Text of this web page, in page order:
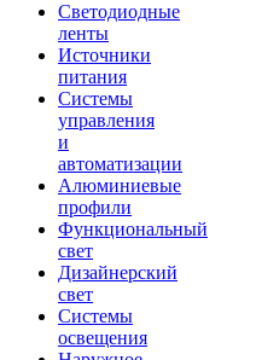
Светодиодные
ленты
Источники
питания
Системы
управления
и
автоматизации
Алюминиевые
профили
Функциональный
свет
Дизайнерский
свет
Системы
освещения